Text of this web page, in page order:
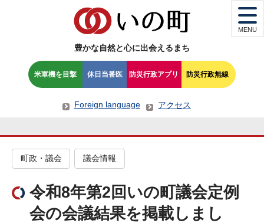
豊かな自然と心に出会えるまち
米軍機を目撃 休日当番医 防災行政アプリ 防災行政無線
Foreign language アクセス
MENU
町政・議会 議会情報
令和8年第2回いの町議会定例
会の会議結果を掲載しまし